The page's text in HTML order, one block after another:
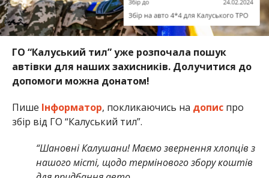
ГО “Калуський тил” уже розпочала пошук
автівки для наших захисників. Долучитися до
допомоги можна донатом!
Пише Інформатор, покликаючись на дописпро
збір від ГО “Калуський тил”.
“Шановні Калушани! Маємо звернення хлопців з
нашого місті, щодо термінового збору коштів